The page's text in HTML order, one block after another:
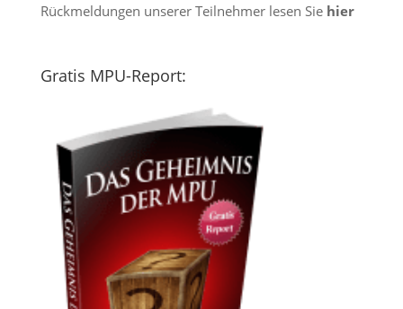
Rückmeldungen unserer Teilnehmer lesen Sie hier
Gratis MPU-Report: